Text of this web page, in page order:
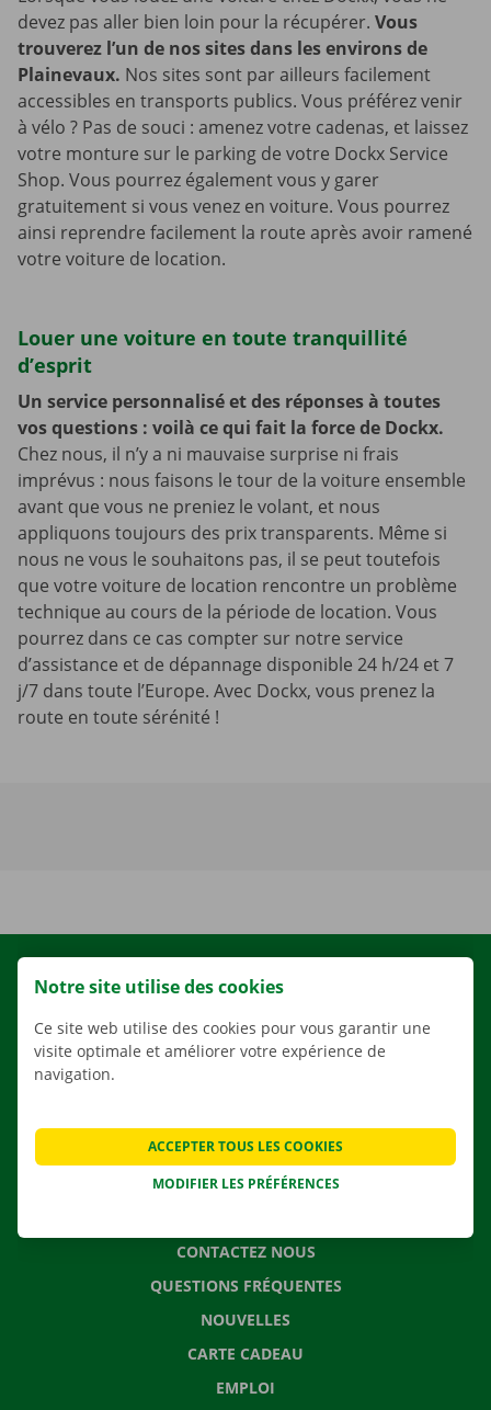
devez pas aller bien loin pour la récupérer. Vous
trouverez l’un de nos sites dans les environs de
Plainevaux. Nos sites sont par ailleurs facilement
accessibles en transports publics. Vous préférez venir
à vélo ? Pas de souci : amenez votre cadenas, et laissez
votre monture sur le parking de votre Dockx Service
Shop. Vous pourrez également vous y garer
gratuitement si vous venez en voiture. Vous pourrez
ainsi reprendre facilement la route après avoir ramené
votre voiture de location.
Louer une voiture en toute tranquillité
d’esprit
Un service personnalisé et des réponses à toutes
vos questions : voilà ce qui fait la force de Dockx.
Chez nous, il n’y a ni mauvaise surprise ni frais
imprévus : nous faisons le tour de la voiture ensemble
avant que vous ne preniez le volant, et nous
appliquons toujours des prix transparents. Même si
nous ne vous le souhaitons pas, il se peut toutefois
que votre voiture de location rencontre un problème
technique au cours de la période de location. Vous
pourrez dans ce cas compter sur notre service
d’assistance et de dépannage disponible 24 h/24 et 7
j/7 dans toute l’Europe. Avec Dockx, vous prenez la
route en toute sérénité !
LOCATION
NOS SERVICES
SOLUTIONS DE DÉMÉNAGEMENT
CONTACTEZ NOUS
QUESTIONS FRÉQUENTES
NOUVELLES
CARTE CADEAU
EMPLOI
Notre site utilise des cookies
Ce site web utilise des cookies pour vous garantir une
visite optimale et améliorer votre expérience de
navigation.
MODIFIER LES PRÉFÉRENCES
ACCEPTER TOUS LES COOKIES